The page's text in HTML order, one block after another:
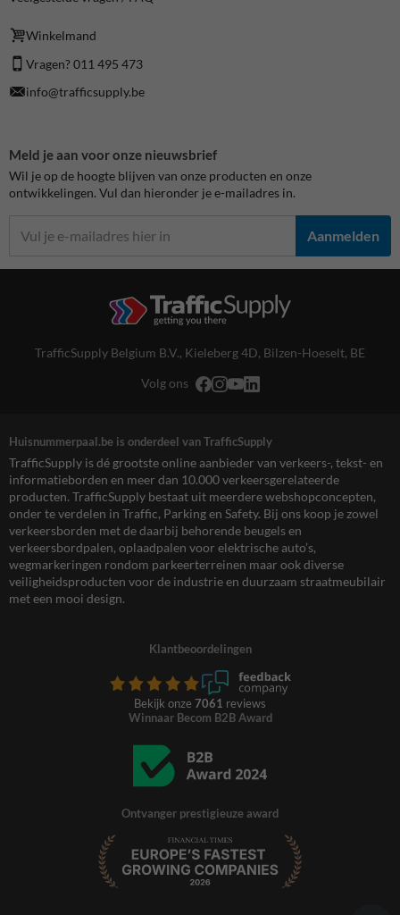
Winkelmand
Vragen? 011 495 473
info@trafficsupply.be
Meld je aan voor onze nieuwsbrief
Wil je op de hoogte blijven van onze producten en onze
ontwikkelingen. Vul dan hieronder je e-mailadres in.
Aanmelden
TrafficSupply Belgium B.V., Kieleberg 4D, Bilzen-Hoeselt, BE
Volg ons
Huisnummerpaal.be is onderdeel van TrafficSupply
TrafficSupply is dé grootste online aanbieder van verkeers-, tekst- en
informatieborden en meer dan 10.000 verkeersgerelateerde
producten. TrafficSupply bestaat uit meerdere webshopconcepten,
onder te verdelen in Traffic, Parking en Safety. Bij ons koop je zowel
verkeersborden met de daarbij behorende beugels en
verkeersbordpalen, oplaadpalen voor elektrische auto’s,
wegmarkeringen rondom parkeerterreinen maar ook diverse
veiligheidsproducten voor de industrie en duurzaam straatmeubilair
met een mooi design.
Klantbeoordelingen
Bekijk onze 7061 reviews
Winnaar Becom B2B Award
Ontvanger prestigieuze award